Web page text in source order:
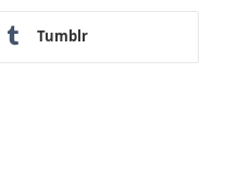
Tumblr